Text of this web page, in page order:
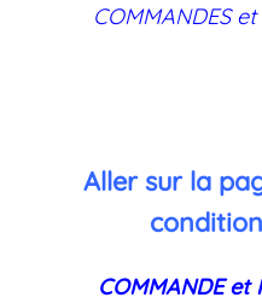
COMMANDES et
Aller sur la
COMMANDE et